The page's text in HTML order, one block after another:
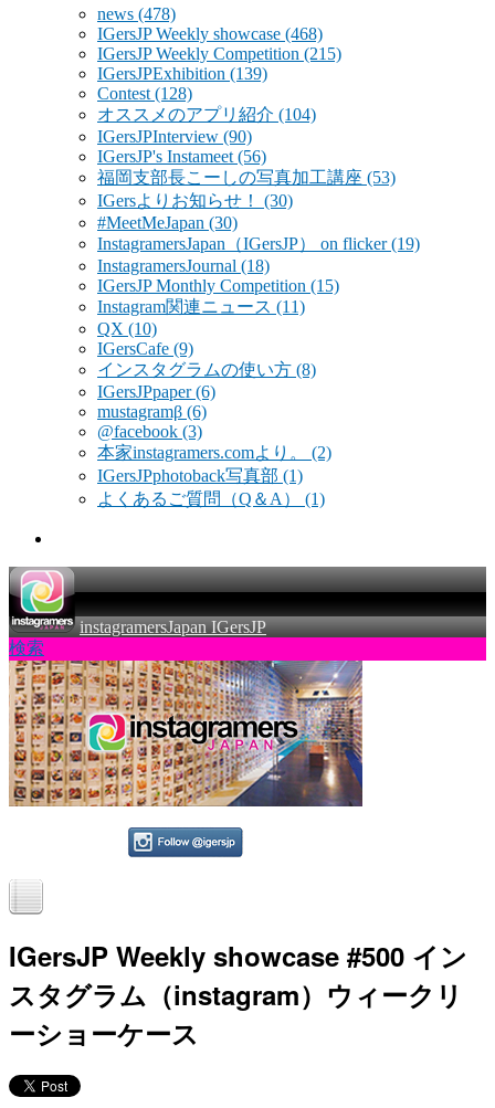
news (478)
IGersJP Weekly showcase (468)
IGersJP Weekly Competition (215)
IGersJPExhibition (139)
Contest (128)
オススメのアプリ紹介 (104)
IGersJPInterview (90)
IGersJP's Instameet (56)
福岡支部長こーしの写真加工講座 (53)
IGersよりお知らせ！ (30)
#MeetMeJapan (30)
InstagramersJapan（IGersJP） on flicker(19)
InstagramersJournal (18)
IGersJP Monthly Competition (15)
Instagram関連ニュース (11)
QX (10)
IGersCafe (9)
インスタグラムの使い方 (8)
IGersJPpaper(6)
mustagramβ (6)
@facebook (3)
本家instagramers.comより。 (2)
IGersJPphotoback写真部 (1)
よくあるご質問（Q＆A） (1)
instagramersJapan IGersJP
検索
IGersJP Weekly showcase #500 イン
スタグラム（instagram）ウィークリ
ーショーケース